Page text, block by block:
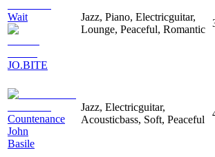
Wait
JO.BITE
Jazz, Piano, Electricguitar,
Lounge, Peaceful, Romantic
Countenance
John
Basile
Jazz, Electricguitar,
Acousticbass, Soft, Peaceful